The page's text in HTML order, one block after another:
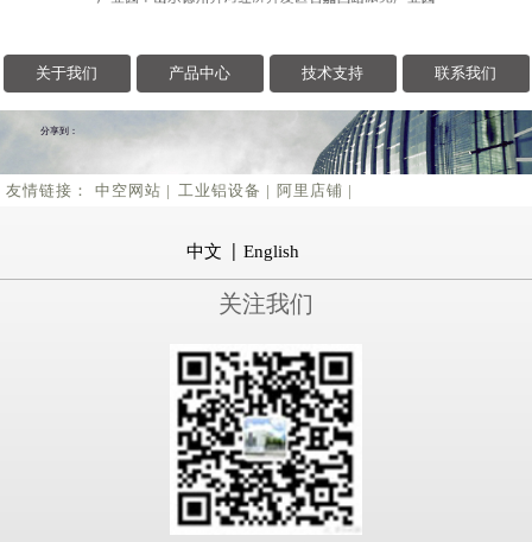
2018/11/08
关于我们 产品中心 技术支持 联系我们
分享到：
友情链接： 中空网站 | 工业铝设备 | 阿里店铺 |
中文 English
关注我们